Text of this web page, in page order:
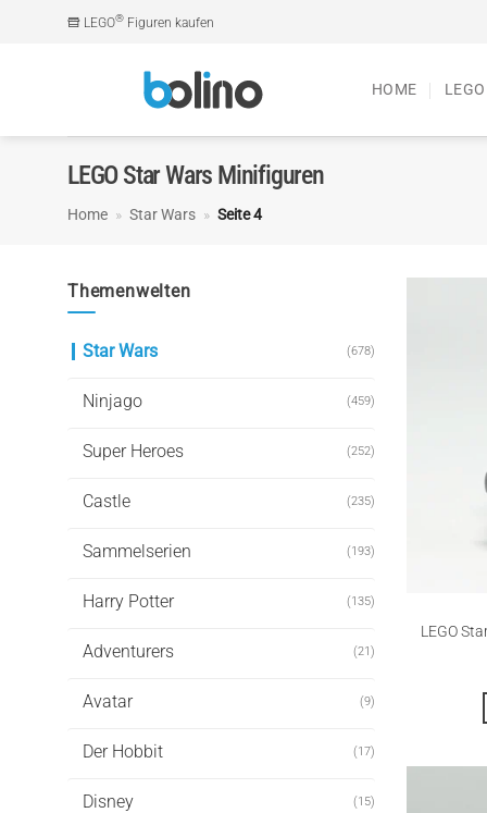
LEGO® Figuren kaufen
HOME
LEGO Star Wars Minifiguren
Home » Star Wars » Seite 4
Themenwelten
Star Wars (678)
Ninjago (459)
Super Heroes (252)
Castle (235)
Sammelserien (193)
Harry Potter (135)
Adventurers (21)
Avatar (9)
Der Hobbit (17)
Disney (15)
LEGO